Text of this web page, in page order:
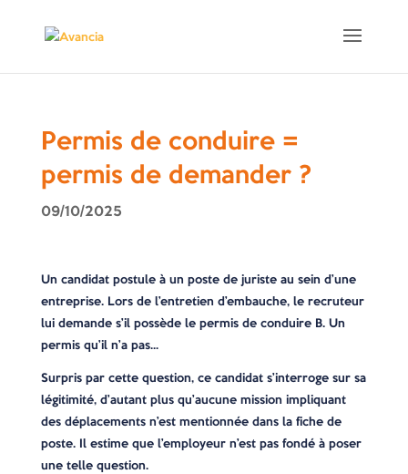
Permis de conduire =
permis de demander ?
09/10/2025
Un candidat postule à un poste de juriste au sein d’une
entreprise. Lors de l’entretien d’embauche, le recruteur
lui demande s’il possède le permis de conduire B. Un
permis qu’il n’a pas…
Surpris par cette question, ce candidat s’interroge sur sa
légitimité, d’autant plus qu’aucune mission impliquant
des déplacements n’est mentionnée dans la fiche de
poste. Il estime que l’employeur n’est pas fondé à poser
une telle question.